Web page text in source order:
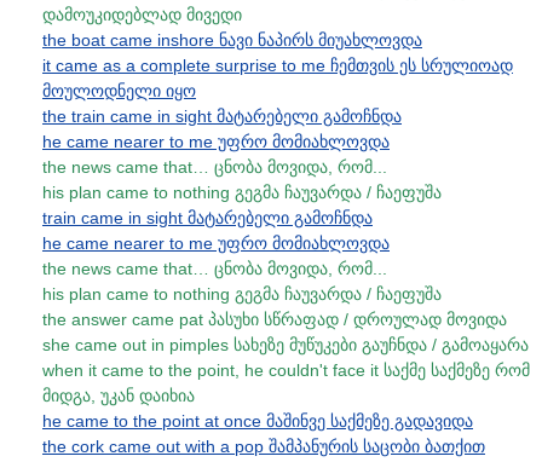
დამოუკიდებლად მივედი
the boat came inshore ნავი ნაპირს მიუახლოვდა
it came as a complete surprise to me ჩემთვის ეს სრულიოად
მოულოდნელი იყო
the train came in sight მატარებელი გამოჩნდა
he came nearer to me უფრო მომიახლოვდა
the news came that… ცნობა მოვიდა, რომ...
his plan came to nothing გეგმა ჩაუვარდა / ჩაეფუშა
train came in sight მატარებელი გამოჩნდა
he came nearer to me უფრო მომიახლოვდა
the news came that… ცნობა მოვიდა, რომ...
his plan came to nothing გეგმა ჩაუვარდა / ჩაეფუშა
the answer came pat პასუხი სწრაფად / დროულად მოვიდა
she came out in pimples სახეზე მუწუკები გაუჩნდა / გამოაყარა
when it came to the point, he couldn't face it საქმე საქმეზე რომ
მიდგა, უკან დაიხია
he came to the point at once მაშინვე საქმეზე გადავიდა
the cork came out with a pop შამპანურის საცობი ბათქით